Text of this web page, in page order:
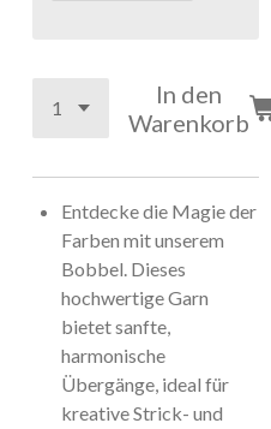
In den
Warenkorb
Entdecke die Magie der
Farben mit unserem
Bobbel. Dieses
hochwertige Garn
bietet sanfte,
harmonische
Übergänge, ideal für
kreative Strick- und